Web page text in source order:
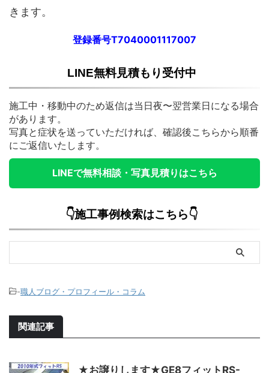
きます。
登録番号T7040001117007
LINE無料見積もり受付中
施工中・移動中のため返信は当日夜〜翌営業日になる場合
があります。
写真と症状を送っていただければ、確認後こちらから順番
にご返信いたします。
LINEで無料相談・写真見積りはこちら
👇施工事例検索はこちら👇
-職人ブログ・プロフィール・コラム
関連記事
★お譲りします★GE8フィットRS-